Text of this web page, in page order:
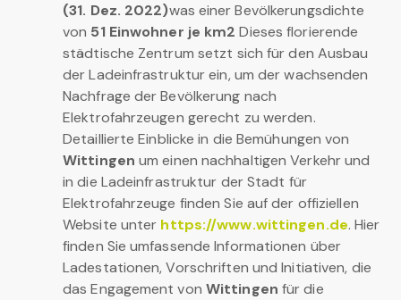
(31. Dez. 2022)was einer Bevölkerungsdichte
von 51 Einwohner je km2 Dieses florierende
städtische Zentrum setzt sich für den Ausbau
der Ladeinfrastruktur ein, um der wachsenden
Nachfrage der Bevölkerung nach
Elektrofahrzeugen gerecht zu werden.
Detaillierte Einblicke in die Bemühungen von
Wittingen um einen nachhaltigen Verkehr und
in die Ladeinfrastruktur der Stadt für
Elektrofahrzeuge finden Sie auf der offiziellen
Website unter https://www.wittingen.de. Hier
finden Sie umfassende Informationen über
Ladestationen, Vorschriften und Initiativen, die
das Engagement von Wittingen für die